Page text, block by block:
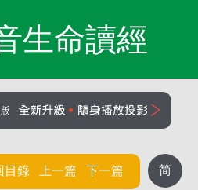
生命讀經
简
目錄 上一篇 下一篇